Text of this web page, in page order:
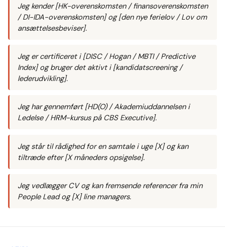
Jeg kender [HK-overenskomsten / finansoverenskomsten
/ DI-IDA-overenskomsten] og [den nye ferielov / Lov om
ansættelsesbeviser].
Jeg er certificeret i [DISC / Hogan / MBTI / Predictive
Index] og bruger det aktivt i [kandidatscreening /
lederudvikling].
Jeg har gennemført [HD(O) / Akademiuddannelsen i
Ledelse / HRM-kursus på CBS Executive].
Jeg står til rådighed for en samtale i uge [X] og kan
tiltræde efter [X måneders opsigelse].
Jeg vedlægger CV og kan fremsende referencer fra min
People Lead og [X] line managers.